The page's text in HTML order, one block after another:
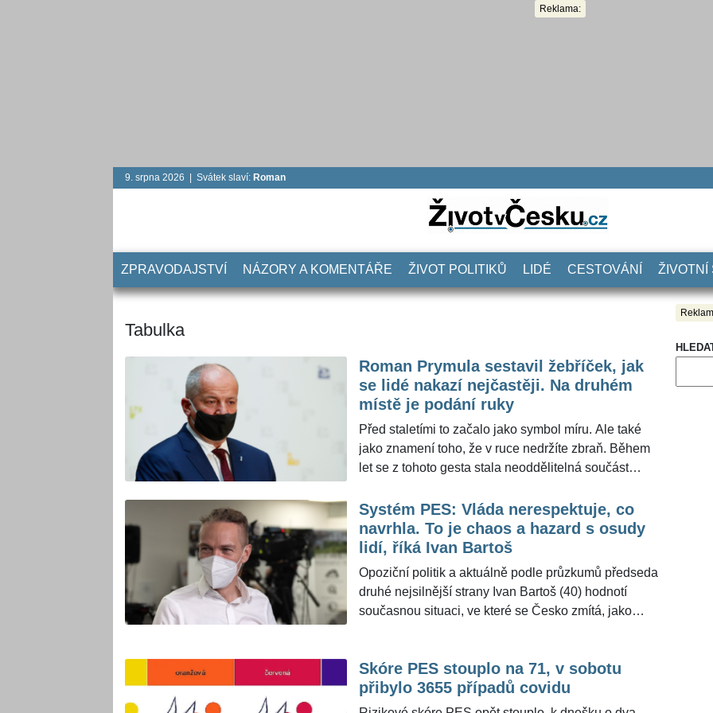
Reklama:
9. srpna 2026 | Svátek slaví: Roman
ZPRAVODAJSTVÍ NÁZORY A KOMENTÁŘE ŽIVOT POLITIKŮ LIDÉ CESTOVÁNÍ ŽIVOTNÍ
Tabulka
Roman Prymula sestavil žebříček, jak
se lidé nakazí nejčastěji. Na druhém
místě je podání ruky
Před staletími to začalo jako symbol míru. Ale také
jako znamení toho, že v ruce nedržíte zbraň. Během
let se z tohoto gesta stala neoddělitelná součást
obchodního kontaktu. Ale nový typ koronaviru si
vynutil nový způsob myšlení o stisku rukou, dnes ho
známe jako »korona pozdrav«, kdy se lidé dotknou
lokty. Právě podání ruky je podle mezinárodně
uznávaného epidemiologa Romana Prymuly (56)
druhou nejčastější příčinou šíření viru.
Systém PES: Vláda nerespektuje, co
navrhla. To je chaos a hazard s osudy
lidí, říká Ivan Bartoš
Opoziční politik a aktuálně podle průzkumů předseda
druhé nejsilnější strany Ivan Bartoš (40) hodnotí
současnou situaci, ve které se Česko zmítá, jako
soupeří sama se sebou. "Vláda nerespektuje ani
pravidla systému, který si sama navrhla," řekl pro
ŽivotvČesku.cz muž, který Piráty povede do
Skóre PES stouplo na 71, v sobotu
přibylo 3655 případů covidu